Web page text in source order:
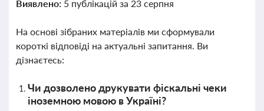
Виявлено: 5 публікацій за 23 серпня
На основі зібраних матеріалів ми сформували
короткі відповіді на актуальні запитання. Ви
дізнаєтесь:
Чи дозволено друкувати фіскальні чеки
іноземною мовою в Україні?